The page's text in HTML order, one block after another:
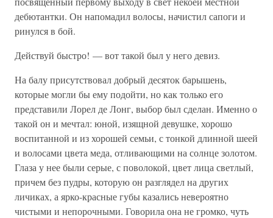
дебютантки. Он напомадил волосы, начистил сапоги и
ринулся в бой.
Действуй быстро! — вот такой был у него девиз.
На балу присутствовал добрый десяток барышень,
которые могли бы ему подойти, но как только его
представили Лорел де Лонг, выбор был сделан. Именно о
такой он и мечтал: юной, изящной девушке, хорошо
воспитанной и из хорошей семьи, с тонкой длинной шеей
и волосами цвета меда, отливающими на солнце золотом.
Глаза у нее были серые, с поволокой, цвет лица светлый,
причем без пудры, которую он разглядел на других
личиках, а ярко-красные губы казались невероятно
чистыми и непорочными. Говорила она не громко, чуть